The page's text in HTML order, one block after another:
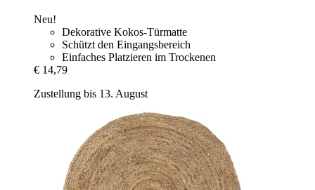
Neu!
Dekorative Kokos-Türmatte
Schützt den Eingangsbereich
Einfaches Platzieren im Trockenen
€ 14,79
Zustellung bis 13. August